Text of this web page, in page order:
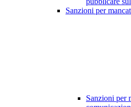
Sanzioni per
Sanzioni per